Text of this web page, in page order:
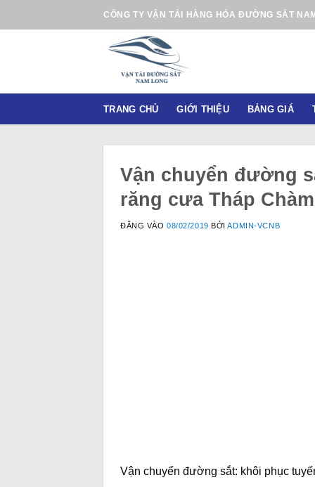
n
CÔNG TY VẬN TẢI HÀNG HÓA ĐƯỜNG SẮT
TRANG CHỦ GIỚI THIỆU BẢNG GIÁ
Vận chuyển đường
răng cưa Tháp
ĐĂNG VÀO08/02/2019 BỞIADMIN-VCNB
Vận chuyển đường sắt: khôi phục